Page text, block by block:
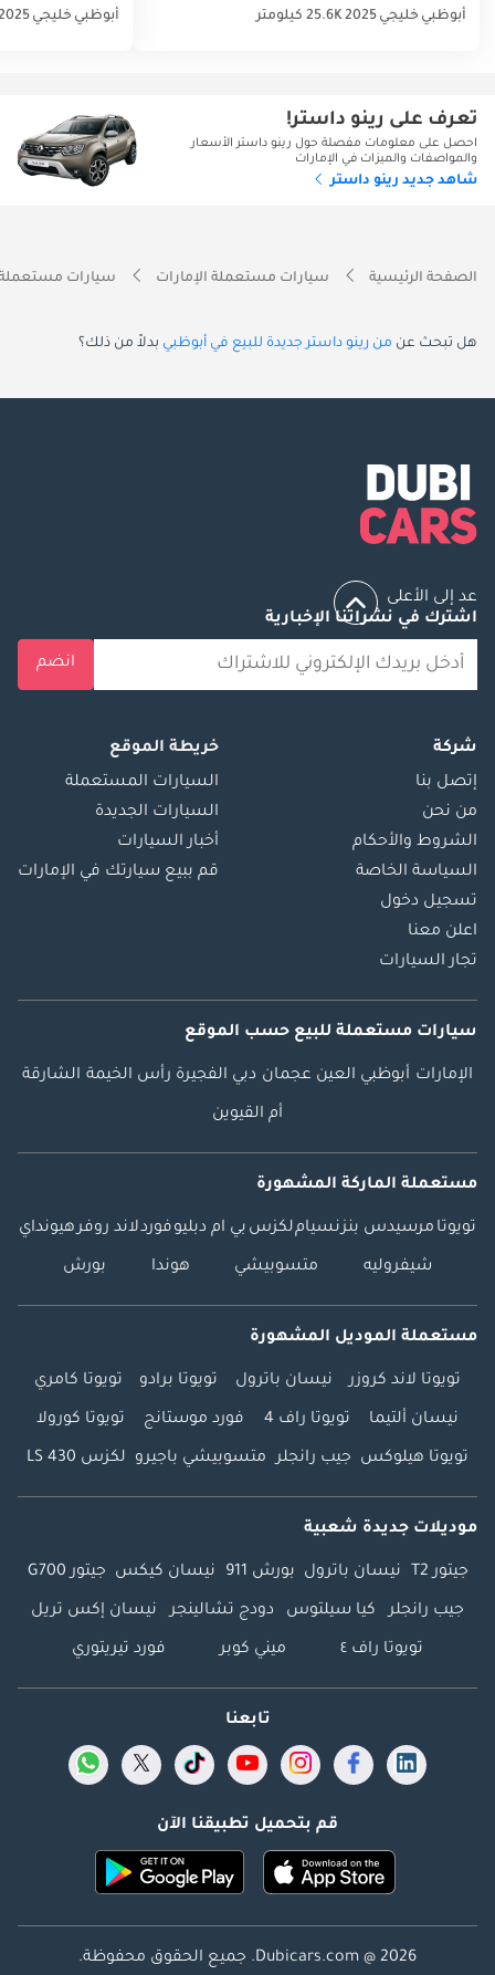
أبوظبي خليجي 202525.6K كيلومتر أبوظبي خليجي
تعرف على رينو داستر!
احصل على معلومات مفصلة حول رينو داستر الأسعار
والمواصفات والميزات في الإمارات
شاهد جديد رينو داستر
الصفحة الرئيسية سيارات مستعملة الإمارات سيارات
هل تبحث عن من رينو داستر جديدة للبيع في أبوظبي بدلاً من ذلك؟
عد إلى الأعلى
اشترك في نشراتنا الإخبارية
انضم
شركة
إتصل بنا
من نحن
الشروط والأحكام
السياسة الخاصة
تسجيل دخول
اعلن معنا
تجار السيارات
خريطة الموقع
السيارات المستعملة
السيارات الجديدة
أخبار السيارات
قم ببيع سيارتك في الإمارات
سيارات مستعملة للبيع حسب الموقع
الإمارات أبوظبي العين عجمان دبي الفجيرة رأس الخيمة الشارقة
أم القيوين
مستعملة الماركة المشهورة
تويوتا مرسيدس بنزنسياملكزس بي ام دبليوفوردلاند روفرهيونداي
شيفروليه متسوبيشي هوندا بورش
مستعملة الموديل المشهورة
تويوتا لاند كروزر نيسان باترول تويوتا برادو تويوتا كامري
نيسان ألتيما تويوتا راف 4 فورد موستانج تويوتا كورولا
تويوتا هيلوكس جيب رانجلر متسوبيشي باجيرو لكزس LS 430
موديلات جديدة شعبية
جيتور T2 نيسان باترول بورش 911 نيسان كيكس جيتور G700
جيب رانجلر كيا سيلتوس دودج تشالينجر نيسان إكس تريل
تويوتا راف ٤ ميني كوبر فورد تيريتوري
تابعنا
قم بتحميل تطبيقنا الآن
Dubicars.com @ 2026. جميع الحقوق محفوظة.